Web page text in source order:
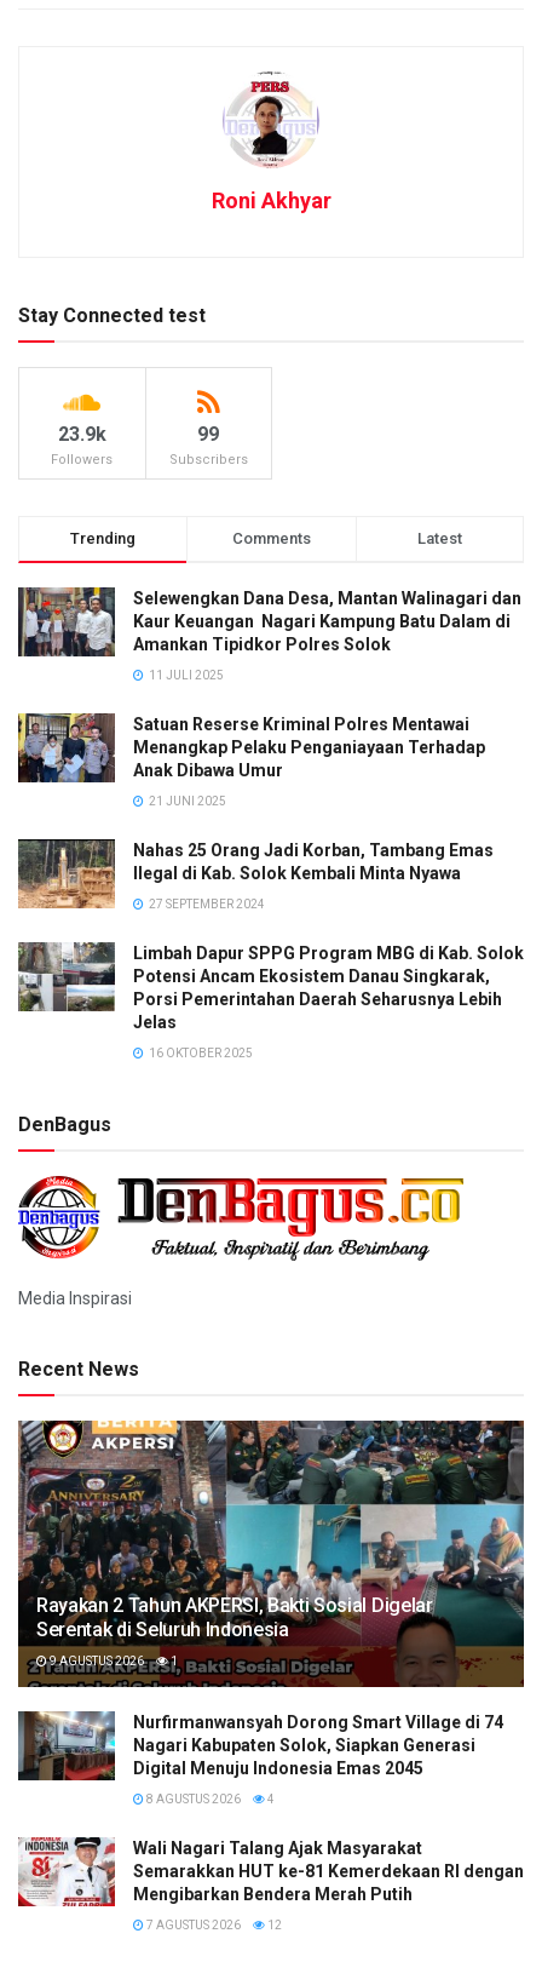
Roni Akhyar
Stay Connected test
23.9k
Followers
99
Subscribers
Trending Comments Latest
Selewengkan Dana Desa, Mantan Walinagari dan
Kaur Keuangan Nagari Kampung Batu Dalam di
Amankan Tipidkor Polres Solok
11 JULI 2025
Satuan Reserse Kriminal Polres Mentawai
Menangkap Pelaku Penganiayaan Terhadap
Anak Dibawa Umur
21 JUNI 2025
Nahas 25 Orang Jadi Korban, Tambang Emas
Ilegal di Kab. Solok Kembali Minta Nyawa
27 SEPTEMBER 2024
Limbah Dapur SPPG Program MBG di Kab. Solok
Potensi Ancam Ekosistem Danau Singkarak,
Porsi Pemerintahan Daerah Seharusnya Lebih
Jelas
16 OKTOBER 2025
DenBagus
Media Inspirasi
Recent News
Rayakan 2 Tahun AKPERSI, Bakti Sosial Digelar
Serentak di Seluruh Indonesia
9 AGUSTUS 2026 1
Nurfirmanwansyah Dorong Smart Village di 74
Nagari Kabupaten Solok, Siapkan Generasi
Digital Menuju Indonesia Emas 2045
8 AGUSTUS 2026 4
Wali Nagari Talang Ajak Masyarakat
Semarakkan HUT ke-81 Kemerdekaan RI dengan
Mengibarkan Bendera Merah Putih
7 AGUSTUS 2026 12